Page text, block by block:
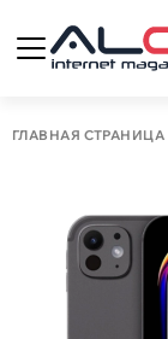
ГЛАВНАЯ СТРАНИЦА